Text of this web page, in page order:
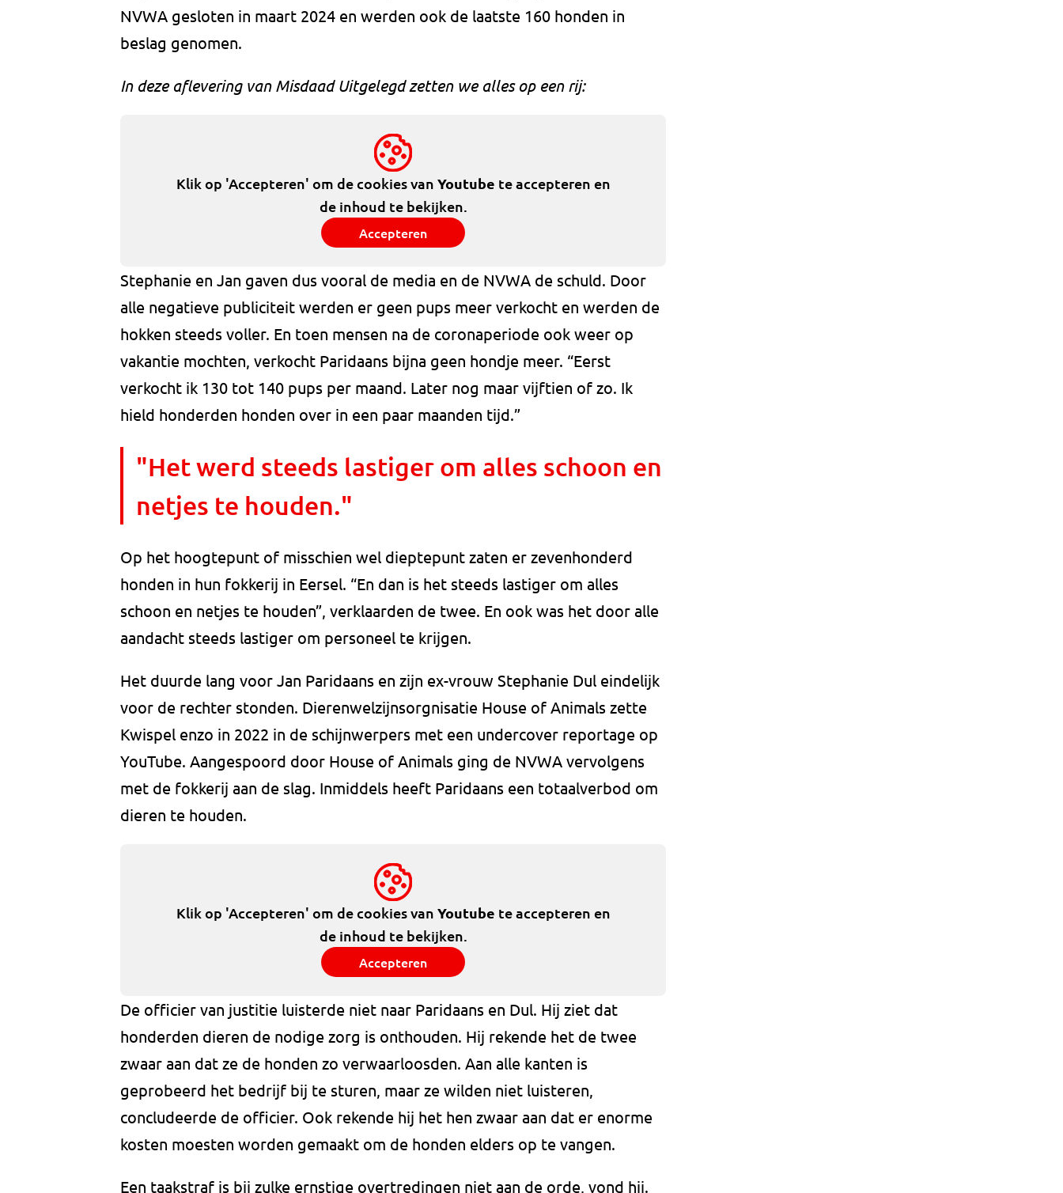
NVWA gesloten in maart 2024 en werden ook de laatste 160 honden in
beslag genomen.
In deze aflevering van Misdaad Uitgelegd zetten we alles op een rij:
Klik op 'Accepteren' om de cookies van Youtube te accepteren en
de inhoud te bekijken.
Accepteren
Stephanie en Jan gaven dus vooral de media en de NVWA de schuld. Door
alle negatieve publiciteit werden er geen pups meer verkocht en werden de
hokken steeds voller. En toen mensen na de coronaperiode ook weer op
vakantie mochten, verkocht Paridaans bijna geen hondje meer. “Eerst
verkocht ik 130 tot 140 pups per maand. Later nog maar vijftien of zo. Ik
hield honderden honden over in een paar maanden tijd.”
"Het werd steeds lastiger om alles schoon en
netjes te houden."
Op het hoogtepunt of misschien wel dieptepunt zaten er zevenhonderd
honden in hun fokkerij in Eersel. “En dan is het steeds lastiger om alles
schoon en netjes te houden”, verklaarden de twee. En ook was het door alle
aandacht steeds lastiger om personeel te krijgen.
Het duurde lang voor Jan Paridaans en zijn ex-vrouw Stephanie Dul eindelijk
voor de rechter stonden. Dierenwelzijnsorgnisatie House of Animals zette
Kwispel enzo in 2022 in de schijnwerpers met een undercover reportage op
YouTube. Aangespoord door House of Animals ging de NVWA vervolgens
met de fokkerij aan de slag. Inmiddels heeft Paridaans een totaalverbod om
dieren te houden.
Klik op 'Accepteren' om de cookies van Youtube te accepteren en
de inhoud te bekijken.
Accepteren
De officier van justitie luisterde niet naar Paridaans en Dul. Hij ziet dat
honderden dieren de nodige zorg is onthouden. Hij rekende het de twee
zwaar aan dat ze de honden zo verwaarloosden. Aan alle kanten is
geprobeerd het bedrijf bij te sturen, maar ze wilden niet luisteren,
concludeerde de officier. Ook rekende hij het hen zwaar aan dat er enorme
kosten moesten worden gemaakt om de honden elders op te vangen.
Een taakstraf is bij zulke ernstige overtredingen niet aan de orde, vond hij.